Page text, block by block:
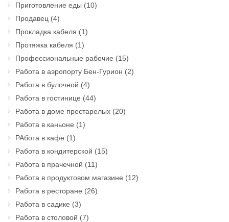
Приготовление еды (10)
Продавец (4)
Прокладка кабеля (1)
Протяжка кабеля (1)
Профессиональные рабочие (15)
Работа в аэропорту Бен-Гурион (2)
Работа в булочной (4)
Работа в гостинице (44)
Работа в доме престарелых (20)
Работа в каньоне (1)
РАбота в кафе (1)
Работа в кондитерской (15)
Работа в прачечной (11)
Работа в продуктовом магазине (12)
Работа в ресторане (26)
Работа в садике (3)
Работа в столовой (7)